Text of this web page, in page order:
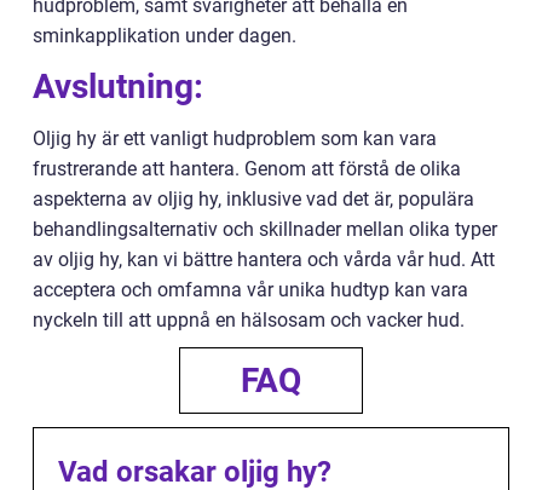
hudproblem, samt svårigheter att behålla en
sminkapplikation under dagen.
Avslutning:
Oljig hy är ett vanligt hudproblem som kan vara
frustrerande att hantera. Genom att förstå de olika
aspekterna av oljig hy, inklusive vad det är, populära
behandlingsalternativ och skillnader mellan olika typer
av oljig hy, kan vi bättre hantera och vårda vår hud. Att
acceptera och omfamna vår unika hudtyp kan vara
nyckeln till att uppnå en hälsosam och vacker hud.
FAQ
Vad orsakar oljig hy?